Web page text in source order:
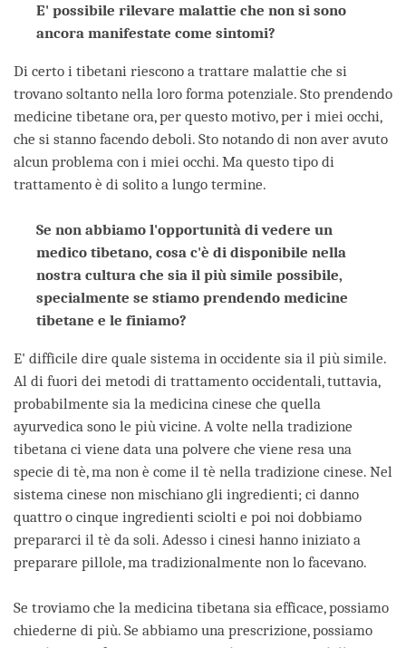
E' possibile rilevare malattie che non si sono
ancora manifestate come sintomi?
Di certo i tibetani riescono a trattare malattie che si
trovano soltanto nella loro forma potenziale. Sto prendendo
medicine tibetane ora, per questo motivo, per i miei occhi,
che si stanno facendo deboli. Sto notando di non aver avuto
alcun problema con i miei occhi. Ma questo tipo di
trattamento è di solito a lungo termine.
Se non abbiamo l'opportunità di vedere un
medico tibetano, cosa c'è di disponibile nella
nostra cultura che sia il più simile possibile,
specialmente se stiamo prendendo medicine
tibetane e le finiamo?
E' difficile dire quale sistema in occidente sia il più simile.
Al di fuori dei metodi di trattamento occidentali, tuttavia,
probabilmente sia la medicina cinese che quella
ayurvedica sono le più vicine. A volte nella tradizione
tibetana ci viene data una polvere che viene resa una
specie di tè, ma non è come il tè nella tradizione cinese. Nel
sistema cinese non mischiano gli ingredienti; ci danno
quattro o cinque ingredienti sciolti e poi noi dobbiamo
prepararci il tè da soli. Adesso i cinesi hanno iniziato a
preparare pillole, ma tradizionalmente non lo facevano.
Se troviamo che la medicina tibetana sia efficace, possiamo
chiederne di più. Se abbiamo una prescrizione, possiamo